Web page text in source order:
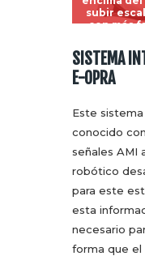
subir
con más
Credit:
SISTEMA
E-OPRA
Este
conocido
señales AMI
robótico
para este
esta
necesario
forma que el